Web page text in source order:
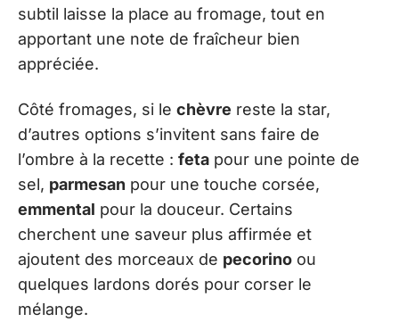
subtil laisse la place au fromage, tout en
apportant une note de fraîcheur bien
appréciée.
Côté fromages, si le chèvre reste la star,
d’autres options s’invitent sans faire de
l’ombre à la recette : feta pour une pointe de
sel, parmesan pour une touche corsée,
emmental pour la douceur. Certains
cherchent une saveur plus affirmée et
ajoutent des morceaux de pecorino ou
quelques lardons dorés pour corser le
mélange.